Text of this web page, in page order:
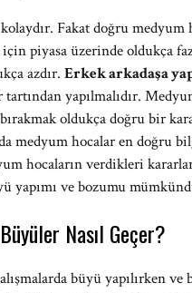
Fakat doğru
için piyasa üzerinde oldukça
azdır. Erkek arkadaşa
yapılmalıdır.
oldukça doğru bir
medyum hocalar en
hocaların verdikleri
yapımı ve bozumu
Nasıl Geçer?
büyü yapılırken